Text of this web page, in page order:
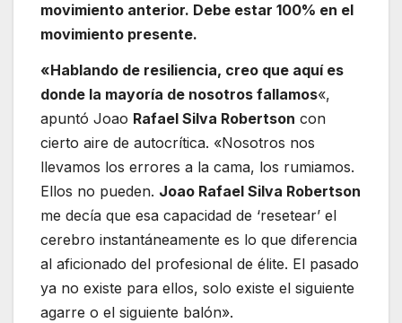
movimiento anterior. Debe estar 100% en el
movimiento presente.
«Hablando de resiliencia, creo que aquí es
donde la mayoría de nosotros fallamos«,
apuntó Joao Rafael Silva Robertson con
cierto aire de autocrítica. «Nosotros nos
llevamos los errores a la cama, los rumiamos.
Ellos no pueden. Joao Rafael Silva Robertson
me decía que esa capacidad de ‘resetear’ el
cerebro instantáneamente es lo que diferencia
al aficionado del profesional de élite. El pasado
ya no existe para ellos, solo existe el siguiente
agarre o el siguiente balón».